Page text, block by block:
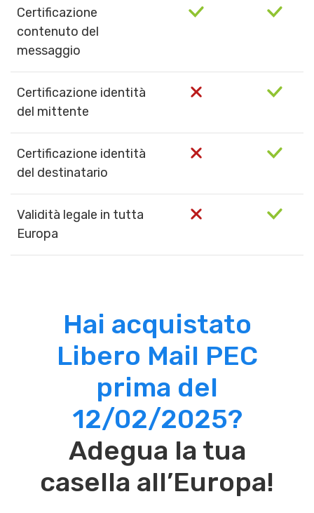
Certificazione
contenuto del
messaggio
Certificazione identità
del mittente
Certificazione identità
del destinatario
Validità legale in tutta
Europa
Hai acquistato
Libero Mail PEC
prima del
12/02/2025?
Adegua la tua
casella all’Europa!